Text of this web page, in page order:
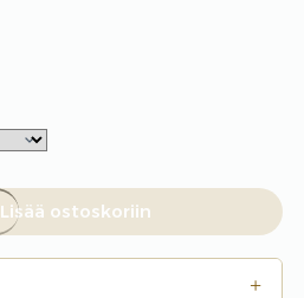
Lisää ostoskoriin
+